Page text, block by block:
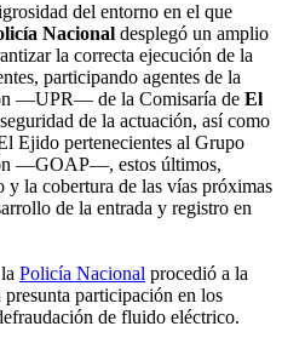
del entorno en el que
Nacional desplegó un amplio
la correcta ejecución de la
participando agentes de la
—UPR— de la Comisaría de El
de la actuación, así como
Ejido pertenecientes al Grupo
—GOAP—, estos últimos,
la cobertura de las vías próximas
de la entrada y registro en
Policía Nacional procedió a la
participación en los
de fluido eléctrico.